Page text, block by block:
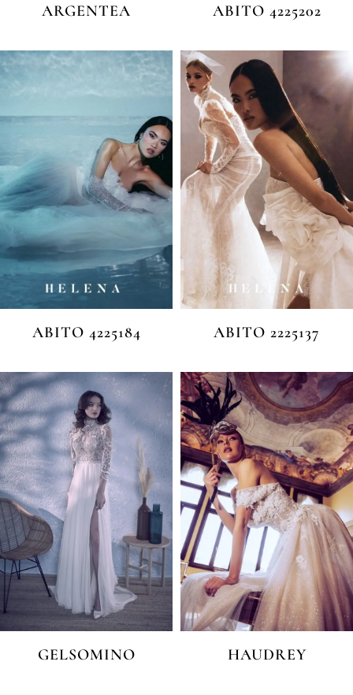
ARGENTEA ABITO 4225202
ABITO 4225184 ABITO 2225137
GELSOMINO HAUDREY